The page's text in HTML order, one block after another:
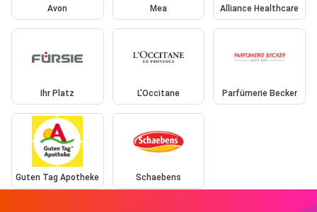
Avon Mea Alliance Healthcare
Ihr Platz L'Occitane Parfümerie Becker
Guten Tag Apotheke Schaebens